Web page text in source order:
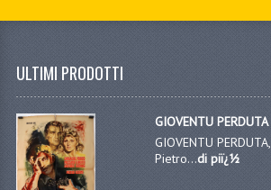
ULTIMI PRODOTTI
GIOVENTU PERDUTA
GIOVENTU PERDUTA,
Pietro...di piï¿½